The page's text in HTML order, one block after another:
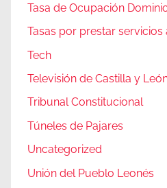
Tasa de Ocupación
Tasas por prestar servicios
Tech
Televisión de Castilla y
Tribunal Constitucional
Túneles de Pajares
Uncategorized
Unión del Pueblo Leonés